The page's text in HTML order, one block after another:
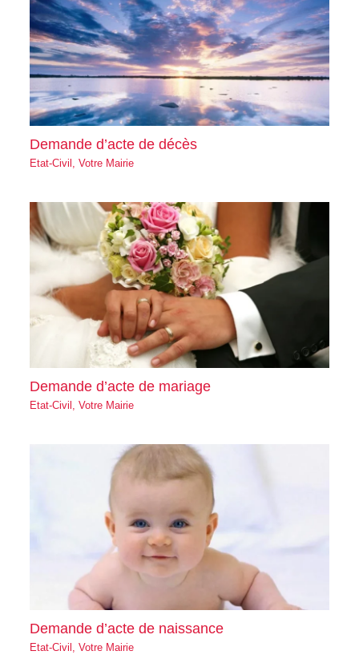
Demande d’acte de décès
Etat-Civil Votre Mairie
Demande d’acte de mariage
Etat-Civil Votre Mairie
Demande d’acte de naissance
Etat-Civil , Votre Mairie